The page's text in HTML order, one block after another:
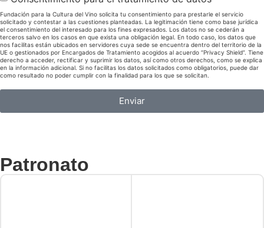
Fundación para la Cultura del Vino solicita tu consentimiento para prestarle el servicio
solicitado y contestar a las cuestiones planteadas. La legitimación tiene como base jurídica
el consentimiento del interesado para los fines expresados. Los datos no se cederán a
terceros salvo en los casos en que exista una obligación legal. En todo caso, los datos que
nos facilitas están ubicados en servidores cuya sede se encuentra dentro del territorio de la
UE o gestionados por Encargados de Tratamiento acogidos al acuerdo “Privacy Shield”. Tiene
derecho a acceder, rectificar y suprimir los datos, así como otros derechos, como se explica
en la información adicional. Si no facilitas los datos solicitados como obligatorios, puede dar
como resultado no poder cumplir con la finalidad para los que se solicitan.
Enviar
Patronato